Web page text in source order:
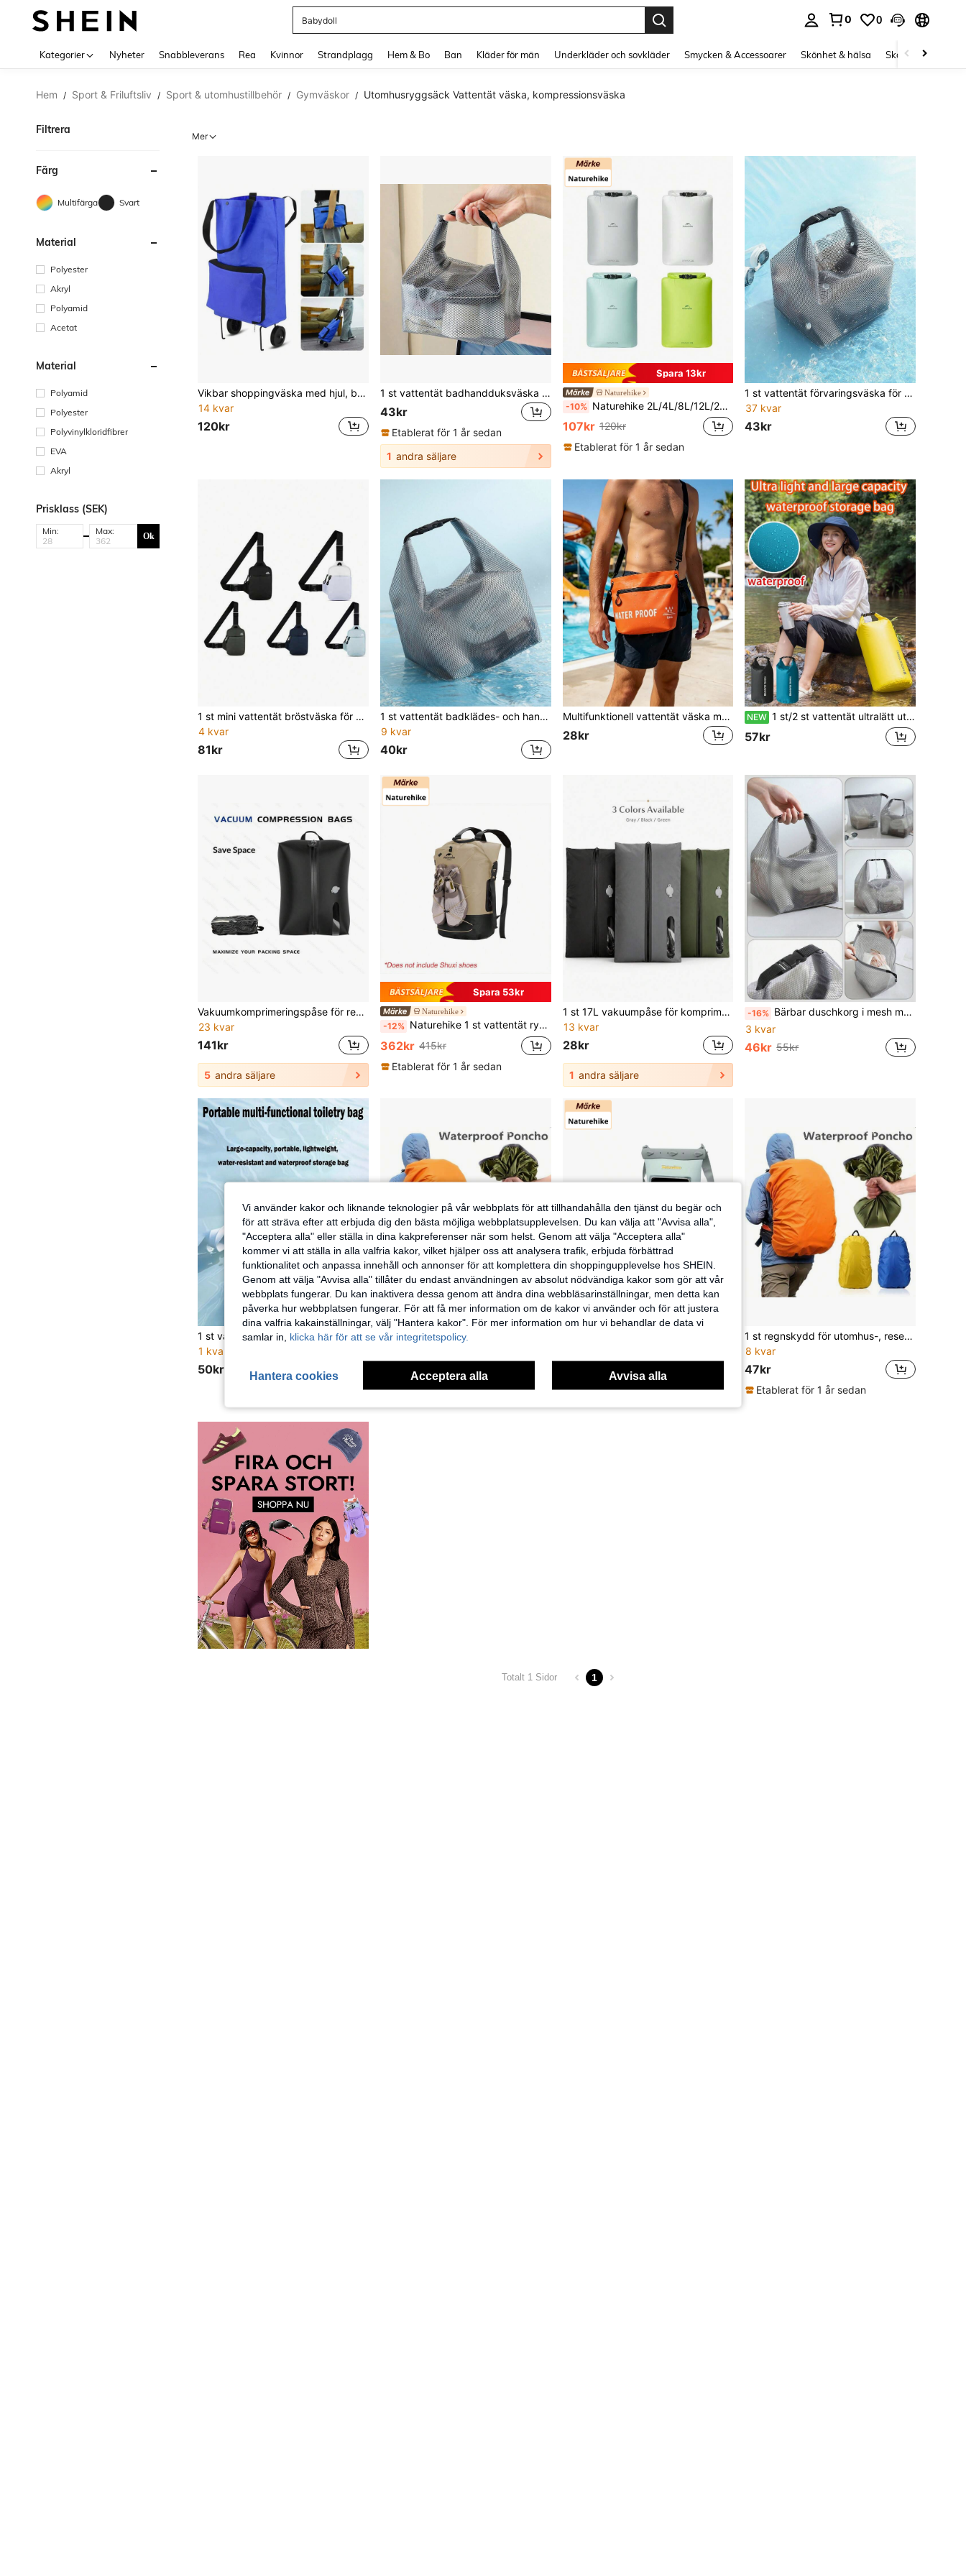
Balklänning
0 0
Kategorier Nyheter Snabbleverans Rea Kvinnor Strandplagg Hem & Bo Ban Kläder för män Underkläder och sovkläder Smycken & Accessoarer Skönhet & hälsa Skor Curve
Hem / Sport & Friluftsliv / Sport & utomhustillbehör / Gymväskor / Utomhusryggsäck Vattentät väska, kompressionsväska
Filtrera
Färg
Multifärgad Svart
Material
Polyester
Akryl
Polyamid
Acetat
Material
Polyamid
Polyester
Polyvinylkloridfibrer
EVA
Akryl
Prisklass (SEK)
Min: Max: Ok
Mer
Vikbar shoppingväska med hjul, bärbar supermarket-shoppingvagn/trolley
14 kvar
120kr
1 st vattentät badhandduksväska med handtag och dragkedja, i oxfordtyg, torr- och våt-väska för dubbel användning, vattentät klädväska, lämplig för resor, fitness och strand
43kr
Etablerat för 1 år sedan
1 andra säljare
Spara 13kr
Naturehike
-10% Naturehike 2L/4L/8L/12L/20L vattentät förvaringsväska med rulltopp och vakuumluftsläpp, PU 2000 mm vattentät, förvaringsväska för flera användningsområden, lämplig för utomhuscamping, resor och affärsresor
107kr 120kr
Etablerat för 1 år sedan
1 st vattentät förvaringsväska för baddräkter, oxfordtyg för vått och torrt separerande dragkedja med handtag, vattentät förvaringsväska för kläder lämplig för resor, fitness, strand
37 kvar
43kr
1 st mini vattentät bröstväska för mobiltelefon, axel- och crossbodyväska för utomhussporter och fitness
4 kvar
81kr
1 st vattentät badklädes- och handdukspåse i oxfordtyg med våt- och torrdel och dragkedja, lämplig för resor, gym och strand
9 kvar
40kr
Multifunktionell vattentät väska med förseglad dragkedja, stor förvaringskapacitet, kraftig PVC-mobilväska för män och kvinnor, justerbar axelrem, midjeväska för resor och pendling, strandnödvändigheter, camping, lämplig för skolstart
28kr
NEW 1 st/2 st vattentät ultralätt utomhus- och strandförvaringsväska i 3 färger, 5L/10L/20L kapacitet, [axelrem säljs separat], kan användas som komprimeringsväska för bagage, flodvandring, rafting, resväska, vadarväska, förvaringsväska för badkläder, stor kapacitet, unisex, lämplig för simning/båt/kajakpaddling/camping/strand, utomhussporter, sommarlovsresor och poolsporter
57kr
Vakuumkomprimeringspåse för resor med stor kapacitet och synligt fönster, bärbar klädesorganisator, lämplig för affärsresor och utomhusbruk, förvaringspåse, lösenordsbox
23 kvar
141kr
5 andra säljare
Spara 53kr
Naturehike
-12% Naturehike 1 st vattentät ryggsäck för torr och våt separering, 20/30/40L vattentät ryggsäck för simning, båtliv
362kr 415kr
Etablerat för 1 år sedan
1 st 17L vakuumpåse för komprimering, utomhusresa, vandring, bagage, klädförvaringspåse, klädorganisatör, förvaringslåda, bagageförvaringspåse
13 kvar
28kr
1 andra säljare
-16% Bärbar duschkorg i mesh med handtag, vattentät våt väska, lämplig för kvinnor och män för badkläder och handdukar, 1 st rese necessär, strandväska, kosmetisk organiseringslåda, idealisk för resor, gym, camping, studentboende, strand, badrum, hem, skolstart, nödvändig necessär, duschväska, vattentät väska, förvaringslåda med stor kapacitet, reseessentiell, reseessentiell för kvinnor, kryssningsresa, semesteressentiell, resetillbehör
3 kvar
46kr 55kr
1 st vattentät baddräktsväska, oxfordtyg, separerad väska för torrt och vått material med handtag och dragkedja, vattentät klädväska för resor, gym, strand
1 kvar
50kr
3 kvar
1 st regnskydd för utomhus-, rese- och sportryggsäck, 45L, dammtätt och bärbart, campingutrustning
8 kvar
47kr
Etablerat för 1 år sedan
Totalt 1 Sidor 1
Vi använder kakor och liknande teknologier på vår webbplats för att tillhandahålla den tjänst du begär och
för att sträva efter att erbjuda dig den bästa möjliga webbplatsupplevelsen. Du kan välja att "Avvisa alla",
"Acceptera alla" eller ställa in dina kakpreferenser när som helst. Genom att välja "Acceptera alla"
kommer vi att ställa in alla valfria kakor, vilket hjälper oss att analysera trafik, erbjuda förbättrad
funktionalitet och anpassa innehåll och annonser för att komplettera din shoppingupplevelse hos SHEIN.
Genom att välja "Avvisa alla" tillåter du endast användningen av absolut nödvändiga kakor som gör att vår
webbplats fungerar. Du kan inaktivera dessa genom att ändra dina webbläsarinställningar, men detta kan
påverka hur webbplatsen fungerar. För att få mer information om de kakor vi använder och för att justera
dina valfria kakainställningar, välj "Hantera kakor". För mer information om hur vi behandlar de data vi
samlar in, klicka här för att se vår integritetspolicy.
Hantera cookies Acceptera alla Avvisa alla